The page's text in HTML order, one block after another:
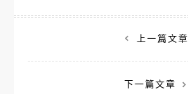
章
上一篇文章
下一篇文章